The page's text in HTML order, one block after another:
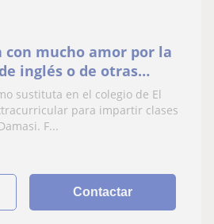
con mucho amor por la
inglés o de otras
sustituta en el colegio de El
para impartir clases
F...
Contactar